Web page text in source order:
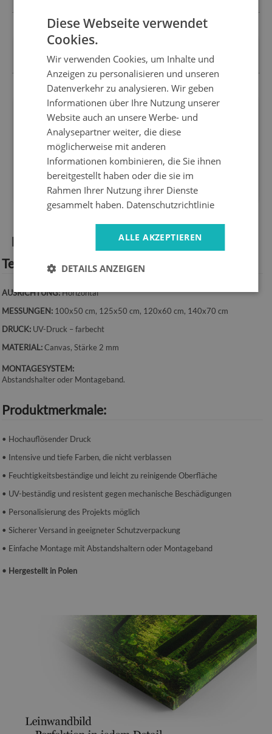
ZAHLUNGSOPTIONEN
Bezahle, wie es dir gefällt
Wir sind
hersteller
14 Tagefür
zurückkehren
Express
lieferung
Sicheres
einkaufen
garantie
10 Jahre
Produktinformationen:
Technische Spezifikation:
AUSRICHTUNG:Horizontal
MESSUNGEN: 100x50 cm, 125x50 cm, 120x60 cm, 140x70 cm
DRUCK: UV-Druck – farbecht
MATERIAL:Canvas, Stärke 2 mm
MONTAGESYSTEM:
Abstandshalter oder Montageband.
Produktmerkmale:
• Hochauflösender Druck
• Intensive und tiefe Farben, die nicht verblassen
• Feuchtigkeitsbeständige und leicht zu reinigende Oberfläche
• UV-beständig und resistent gegen mechanische Beschädigungen
• Personalisierung des Projekts möglich
• Sicherer Versand in geeigneter Schutzverpackung
• Einfache Montage mit Abstandshaltern oder Montageband
• Hergestellt in Polen
Diese Webseite verwendet
Cookies.
Wir verwenden Cookies, um Inhalte und
Anzeigen zu personalisieren und unseren
Datenverkehr zu analysieren. Wir geben
Informationen über Ihre Nutzung unserer
Website auch an unsere Werbe- und
Analysepartner weiter, die diese
möglicherweise mit anderen
Informationen kombinieren, die Sie ihnen
bereitgestellt haben oder die sie im
Rahmen Ihrer Nutzung ihrer Dienste
gesammelt haben. Datenschutzrichtlinie
ALLE AKZEPTIEREN
DETAILS ANZEIGEN